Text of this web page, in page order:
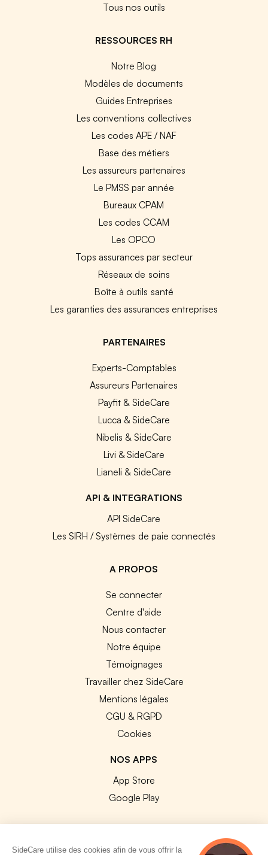
Tous nos outils
RESSOURCES RH
Notre Blog
Modèles de documents
Guides Entreprises
Les conventions collectives
Les codes APE / NAF
Base des métiers
Les assureurs partenaires
Le PMSS par année
Bureaux CPAM
Les codes CCAM
Les OPCO
Tops assurances par secteur
Réseaux de soins
Boîte à outils santé
Les garanties des assurances entreprises
PARTENAIRES
Experts-Comptables
Assureurs Partenaires
Payfit & SideCare
Lucca & SideCare
Nibelis & SideCare
Livi & SideCare
Lianeli & SideCare
API & INTEGRATIONS
API SideCare
Les SIRH / Systèmes de paie connectés
A PROPOS
Se connecter
Centre d'aide
Nous contacter
Notre équipe
Témoignages
Travailler chez SideCare
Mentions légales
CGU & RGPD
Cookies
NOS APPS
App Store
Google Play
SideCare utilise des cookies afin de vous offrir la